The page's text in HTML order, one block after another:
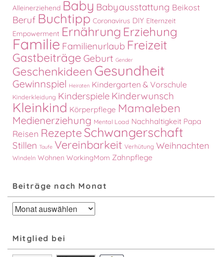
Alleinerziehend Baby Babyausstattung Beikost
Beruf Buchtipp Coronavirus DIY Elternzeit
Empowerment Ernährung Erziehung
Familie Familienurlaub Freizeit
Gastbeiträge Geburt Gender
Geschenkideen Gesundheit
Gewinnspiel Heiraten Kindergarten & Vorschule
Kinderkleidung Kinderspiele Kinderwunsch
Kleinkind Körperpflege Mamaleben
Medienerziehung Mental Load Nachhaltigkeit Papa
Reisen RezepteSchwangerschaft
Stillen Taufe Vereinbarkeit Verhütung Weihnachten
Windeln Wohnen WorkingMom Zahnpflege
Beiträge nach Monat
Beiträge
nach
Mitglied bei